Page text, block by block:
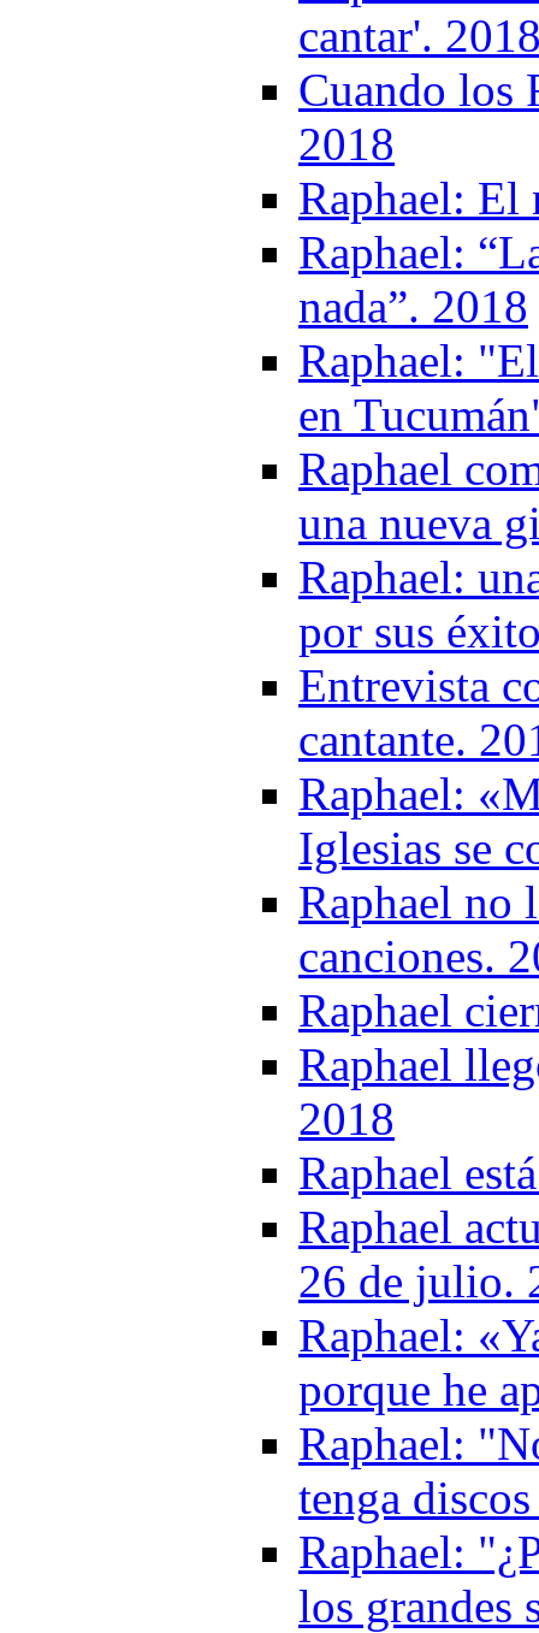
cantar'.
Cuando los
2018
Raphael: El
Raphael:
nada”. 2018
Raphael:
en
Raphael
una nueva
Raphael:
por sus
Entrevista
cantante.
Raphael:
Iglesias se
Raphael no
canciones.
Raphael
Raphael
2018
Raphael
Raphael
26 de julio.
Raphael:
porque he
Raphael:
tenga
Raphael:
los grandes